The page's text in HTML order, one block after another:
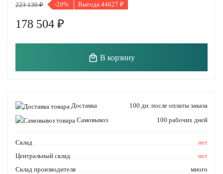
223 130 ₽ -20% Выгода 44627 ₽
178 504 ₽
В корзину
Доставка
100 дн. после оплаты заказа
Самовывоз
100 рабочих дней
Cклад
нет
Центральный склад
нет
Склад производителя
много